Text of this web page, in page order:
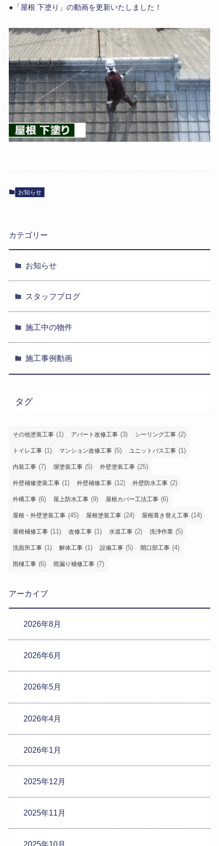
●「屋根 下塗り」の動画を更新いたしました！
お知らせ
カテゴリー
お知らせ
スタッフブログ
施工中の物件
施工事例動画
タグ
その他塗装工事 (1) アパート改修工事 (3) シーリング工事 (2)
トイレ工事 (1) マンション改修工事 (5) ユニットバス工事 (1)
内装工事 (7) 塀塗装工事 (5) 外壁塗装工事 (25)
外壁補修塗装工事 (1) 外壁補修工事 (12) 外壁防水工事 (2)
外構工事 (6) 屋上防水工事 (9) 屋根カバー工法工事 (6)
屋根・外壁塗装工事 (45) 屋根塗装工事 (24) 屋根葺き替え工事 (14)
屋根補修工事 (11) 改修工事 (1) 水道工事 (2) 洗浄作業 (5)
洗面所工事 (1) 解体工事 (1) 設備工事 (5) 開口部工事 (4)
雨樋工事 (6) 雨漏り補修工事 (7)
アーカイブ
2026年8月
2026年6月
2026年5月
2026年4月
2026年1月
2025年12月
2025年11月
2025年10月